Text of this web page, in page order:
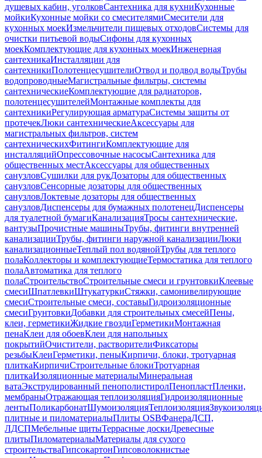
душевых кабин, уголковСантехника для кухниКухонные
мойкиКухонные мойки со смесителямиСмесители для
кухонных моекИзмельчители пищевых отходовСистемы для
очистки питьевой водыСифоны для кухонных
моекКомплектующие для кухонных моекИнженерная
сантехникаИнсталляции для
сантехникиПолотенцесушителиОтвод и подвод водыТрубы
водопроводныеМагистральные фильтры, системы
сантехническиеКомплектующие для радиаторов,
полотенцесушителейМонтажные комплекты для
сантехникиРегулирующая арматураСистемы защиты от
протечекЛюки сантехническиеАксессуары для
магистральных фильтров, систем
сантехническихФитингиКомплектующие для
инсталляцийОпрессовочные насосыСантехника для
общественных местАксессуары для общественных
санузловСушилки для рукДозаторы для общественных
санузловСенсорные дозаторы для общественных
санузловЛоктевые дозаторы для общественных
санузловДиспенсеры для бумажных полотенецДиспенсеры
для туалетной бумагиКанализацияТросы сантехнические,
вантузыПрочистные машиныТрубы, фитинги внутренней
канализацииТрубы, фитинги наружной канализацииЛюки
канализационныеТеплый пол водянойТрубы для теплого
полаКоллекторы и комплектующиеТермостатика для теплого
полаАвтоматика для теплого
полаСтроительствоСтроительные смеси и грунтовкиКлеевые
смесиШпатлевкиШтукатуркиСтяжки, самонивелирующие
смесиСтроительные смеси, составыГидроизоляционные
смесиГрунтовкиДобавки для строительных смесейПены,
клеи, герметикиЖидкие гвоздиГерметикиМонтажная
пенаКлеи для обоевКлеи для напольных
покрытийОчистители, растворителиФиксаторы
резьбыКлеиГерметики, пеныКирпичи, блоки, тротуарная
плиткаКирпичиСтроительные блокиТротуарная
плиткаИзоляционные материалыМинеральная
ватаЭкструдированный пенополистиролПенопластПленки,
мембраныОтражающая теплоизоляцияГидроизоляционные
лентыПоликарбонатШумоизоляцияТеплоизоляция
плитные и пиломатериалыПлиты OSBФанераДСП,
ЛДСПМебельные щитыТеррасные доскиДревесные
плитыПиломатериалыМатериалы для сухого
строительстваГипсокартонГипсоволокнистые